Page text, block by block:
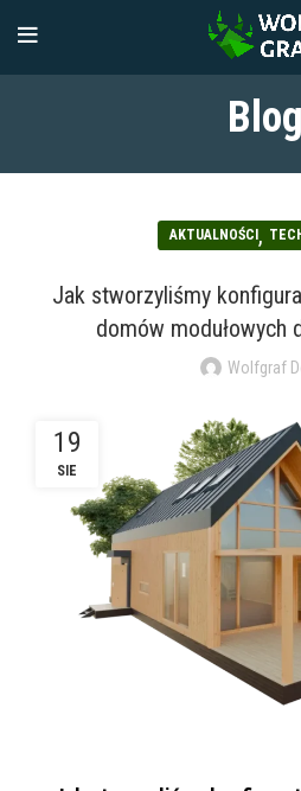
Blog
AKTUALNOŚCI ,
Jak stworzyliśmy
domów modułowych
Wolfgraf
19
SIE